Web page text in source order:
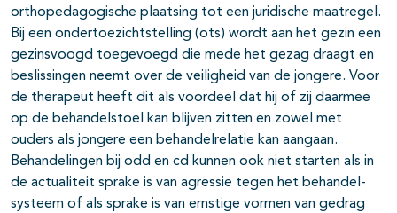
orthopedagogische plaatsing tot een juridische maatregel.
Bij een onder­toezichtstelling (ots) wordt aan het gezin een
gezinsvoogd toegevoegd die mede het gezag draagt en
beslissingen neemt over de veiligheid van de jongere. Voor
de therapeut heeft dit als voordeel dat hij of zij daarmee
op de behandelstoel kan blijven zitten en zowel met
ouders als jongere een behandelrelatie kan aangaan.
Behandelingen bij odd en cd kunnen ook niet starten als in
de actualiteit sprake is van agressie tegen het behandel-
systeem of als sprake is van ernstige vormen van gedrag